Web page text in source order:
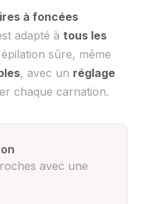
à foncées
adapté à tous les
sûre, même
, avec un réglage
chaque carnation.
avec une